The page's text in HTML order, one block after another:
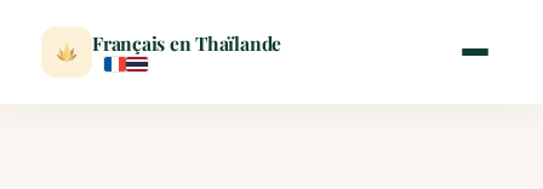
Français en Thaïlande